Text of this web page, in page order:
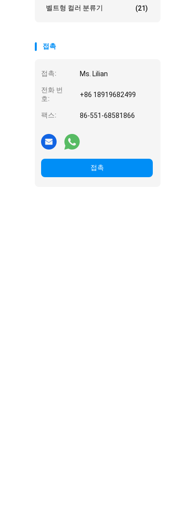
벨트형 컬러 분류기 (21)
접촉
접촉: Ms. Lilian
전화 번
호:
+86 18919682499
팩스: 86-551-68581866
접촉